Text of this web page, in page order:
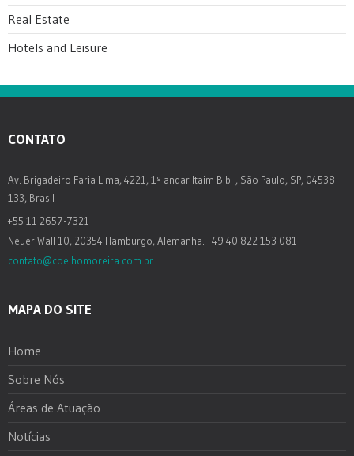
Real Estate
Hotels and Leisure
CONTATO
Av. Brigadeiro Faria Lima, 4221, 1º andar Itaim Bibi , São Paulo, SP, 04538-
133, Brasil
+55 11 2657-7321
Neuer Wall 10, 20354 Hamburgo, Alemanha. +49 40 822 153 081
contato@coelhomoreira.com.br
MAPA DO SITE
Home
Sobre Nós
Áreas de Atuação
Notícias